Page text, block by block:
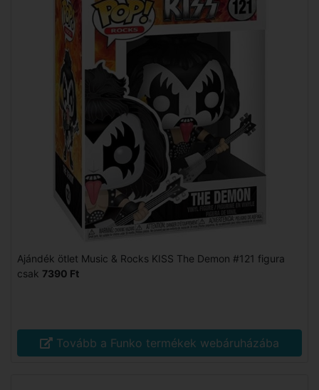
Ajándék ötlet Music & Rocks KISS The Demon #121 figura
csak 7390 Ft
Tovább a Funko termékek webáruházába